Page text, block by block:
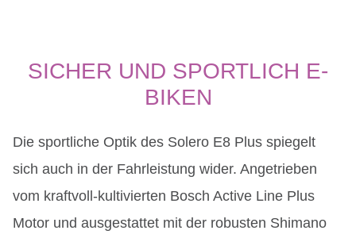
SICHER UND SPORTLICH E-
BIKEN
Die sportliche Optik des Solero E8 Plus spiegelt
sich auch in der Fahrleistung wider. Angetrieben
vom kraftvoll-kultivierten Bosch Active Line Plus
Motor und ausgestattet mit der robusten Shimano